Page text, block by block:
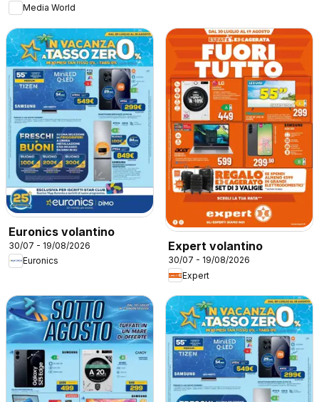
Media World
Euronics volantino
30/07 - 19/08/2026
Euronics
Expert volantino
30/07 - 19/08/2026
Expert